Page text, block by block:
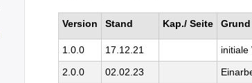
Version Stand Kap./ Seite
1.0.0 17.12.21 initiale
2.0.0
02.02.23